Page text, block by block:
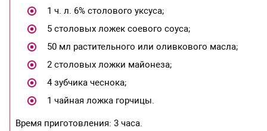
1 ч. л. 6% столового уксуса;
5 столовых ложек соевого соуса;
50 мл растительного или оливкового масла;
2 столовых ложки майонеза;
4 зубчика чеснока;
1 чайная ложка горчицы.
Время приготовления: 3 часа.